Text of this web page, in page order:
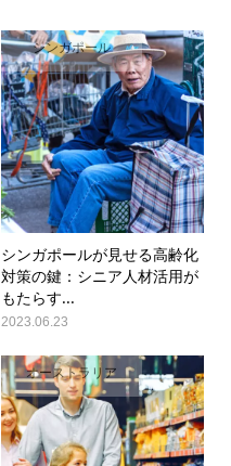
シンガポール
シンガポールが見せる高齢化
対策の鍵：シニア人材活用が
もたらす...
2023.06.23
オーストラリア